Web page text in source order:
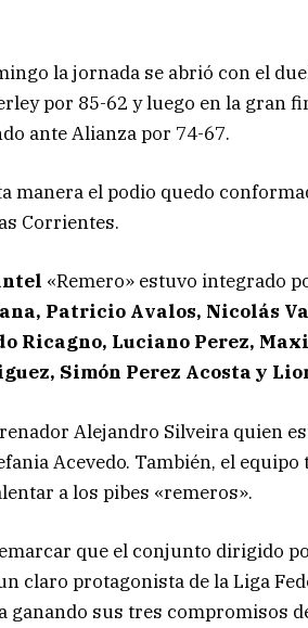
la jornada se abrió con el
por 85-62 y luego en la gran
ante Alianza por 74-67.
manera el podio quedo
Corrientes.
«Remero» estuvo integrado
Patricio Avalos, Nicolás
Ricagno, Luciano Perez,
Simón Perez Acosta y
Alejandro Silveira quien
Acevedo. También, el
a los pibes «remeros».
que el conjunto dirigido
claro protagonista de la Liga
ganando sus tres compromisos